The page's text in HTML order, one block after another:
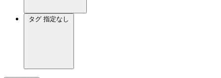
タグ 指定なし